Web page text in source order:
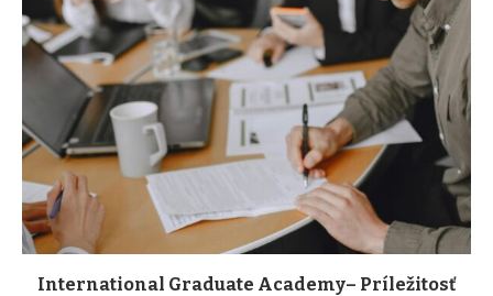
International Graduate Academy– Príležitosť